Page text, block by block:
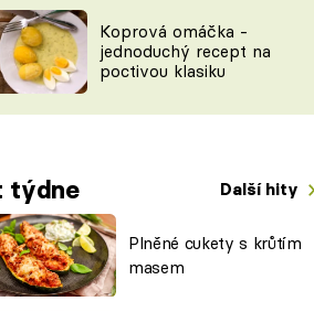
Sledujte nás
Koprová omáčka -
jednoduchý recept na
poctivou klasiku
týdne Další hity
Plněné cukety s krůtím
masem